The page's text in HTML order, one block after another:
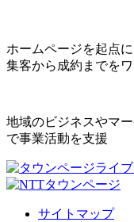
ホームページを起点に
集客から成約までを
地域のビジネスやマ
で事業活動を支援
サイトマップ